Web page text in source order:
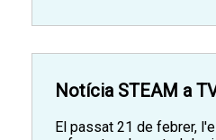
Notícia STEAM a
El passat 21 de febrer,